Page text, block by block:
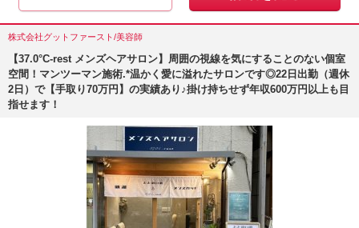
株式会社グットファースト/美容師
【37.0°C-rest メンズヘアサロン】周囲の視線を気にすることのない個室
空間！マンツーマン施術.*温かく愛に溢れたサロンです◎22日出勤（週休
2日）で【手取り70万円】の実績あり♪掛け持ちせず年収600万円以上も目
指せます！